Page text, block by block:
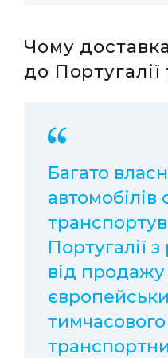
Чому
до
Багато
Португалії
від продажу